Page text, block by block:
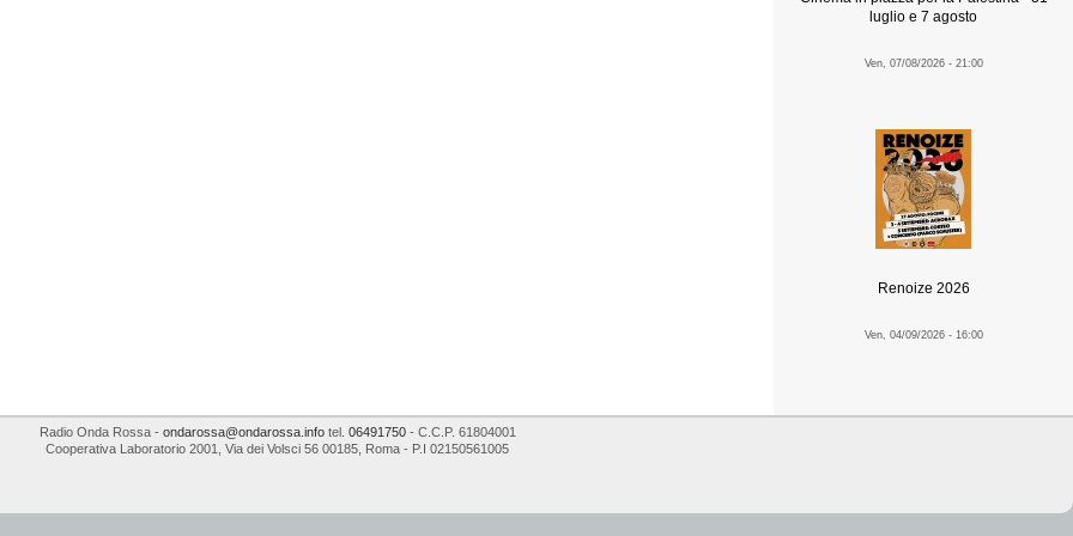
luglio e 7 agosto
Ven, 07/08/2026 - 21:00
Renoize 2026
Ven, 04/09/2026 - 16:00
Radio Onda Rossa- ondarossa@ondarossa.infotel. 06491750- C.C.P. 61804001
Cooperativa Laboratorio 2001
Via dei Volsci 56 00185 Roma - P.I 02150561005